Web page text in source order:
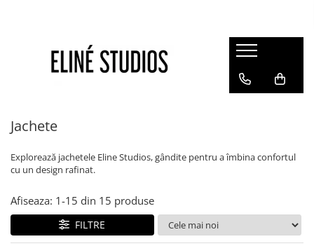
Best Sellers
Rochii
Pantaloni
Topuri
Jachete
Explorează jachetele Eline Studios, gândite pentru a îmbina confortul
cu un design rafinat.
Afiseaza: 1-15 din 15 produse
FILTRE